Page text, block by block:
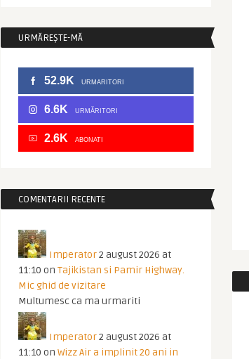
URMĂREȘTE-MĂ
52.9K URMARITORI
6.6K URMĂRITORI
2.6K ABONATI
COMENTARII RECENTE
Imperator2 august 2026 at
11:10 on Tajikistan si Pamir Highway.
Mic ghid de vizitare
Multumesc ca ma urmariti
Imperator2 august 2026 at
11:10 on Wizz Air a implinit 20 ani in